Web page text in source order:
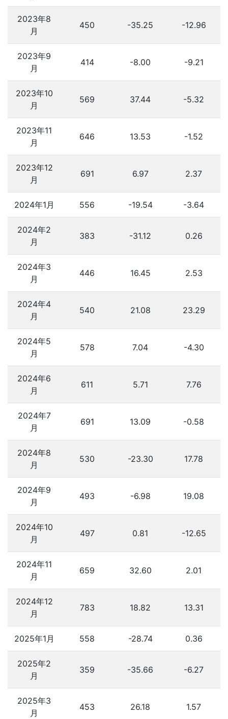
2023年8
月
450 -35.25 -12.96
2023年9
月
414 -8.00 -9.21
2023年10
月
569 37.44 -5.32
2023年11
月
646 13.53 -1.52
2023年12
月
691 6.97 2.37
2024年1月 556 -19.54 -3.64
2024年2
月
383 -31.12 0.26
2024年3
月
446 16.45 2.53
2024年4
月
540 21.08 23.29
2024年5
月
578 7.04 -4.30
2024年6
月
611 5.71 7.76
2024年7
月
691 13.09 -0.58
2024年8
月
530 -23.30 17.78
2024年9
月
493 -6.98 19.08
2024年10
月
497 0.81 -12.65
2024年11
月
659 32.60 2.01
2024年12
月
783 18.82 13.31
2025年1月 558 -28.74 0.36
2025年2
月
359 -35.66 -6.27
2025年3
月
453 26.18 1.57